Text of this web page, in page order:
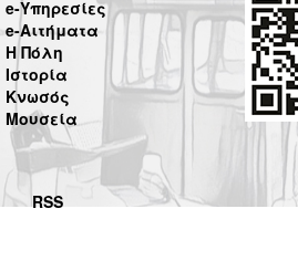
e-Υπηρεσίες
e-Αιτήματα
Η Πόλη
Ιστορία
Κνωσός
Μουσεία
RSS